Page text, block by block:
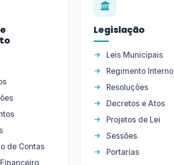
de Contas
Legislação
Leis Municipais
Regimento Interno
Resoluções
Decretos e Atos
Projetos de Lei
Sessões
Portarias